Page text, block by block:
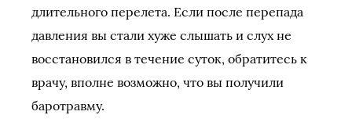
длительного перелета. Если после перепада
давления вы стали хуже слышать и слух не
восстановился в течение суток, обратитесь к
врачу, вполне возможно, что вы получили
баротравму.